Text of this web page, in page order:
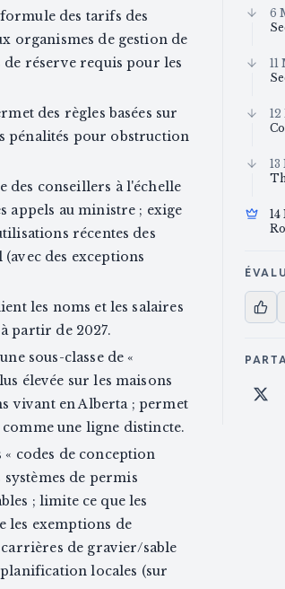
des tarifs des
organismes de gestion de
réserve requis pour les
des règles basées sur
pénalités pour obstruction
des conseillers à l'échelle
appels au ministre ; exige
récentes des
des exceptions
les noms et les salaires
partir de 2027.
sous-classe de «
élevée sur les maisons
vivant en Alberta ; permet
une ligne distincte.
codes de conception
de permis
; limite ce que les
les exemptions de
de gravier/sable
locales (sur
6
11